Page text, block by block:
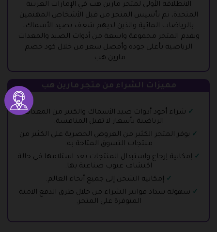
الانطلاقة الأولى لمتجر مارين هب في الإمارات العربية
المتحدة، تم تأسيس المتجر من قبل الأشخاص المهتمين
بالرياضات المائية والذين لديهم شغف بصيد الأسماك،
ويقدم المتجر مجموعة واسعة من أدوات الصيد والمعدات
الرياضية بأعلى جودة وأفضل سعر من خلال كود خصم
مارين هب.
مميزات الشراء من متجر مارين هب
شراء أجود أدوات صيد الأسماك والكثير من المعدات
الرياضية بأسعار لا تقبل المنافسة.
يوفر المتجر الكثير من العروض الحصرية على الكثير من
منتجات التسوق المتاحة به.
إمكانية إرجاع واستبدال المنتجات بعد استلامها في حالة
اكتشاف عيوب صناعية بها.
إمكانية الشحن إلى جميع أنحاء العالم.
سهولة سداد فواتير الشراء من خلال طرق الدفع الآمنة
المتوفرة على المتجر.